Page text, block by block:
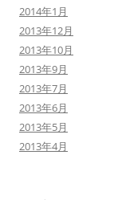
2014年1月
2013年12月
2013年10月
2013年9月
2013年7月
2013年6月
2013年5月
2013年4月